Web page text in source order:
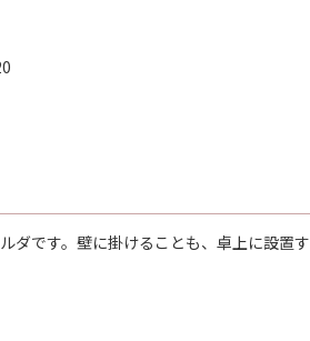
ダです。壁に掛けることも、卓上に設置す